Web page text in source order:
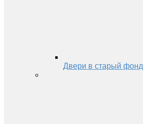
Двери в старый фонд